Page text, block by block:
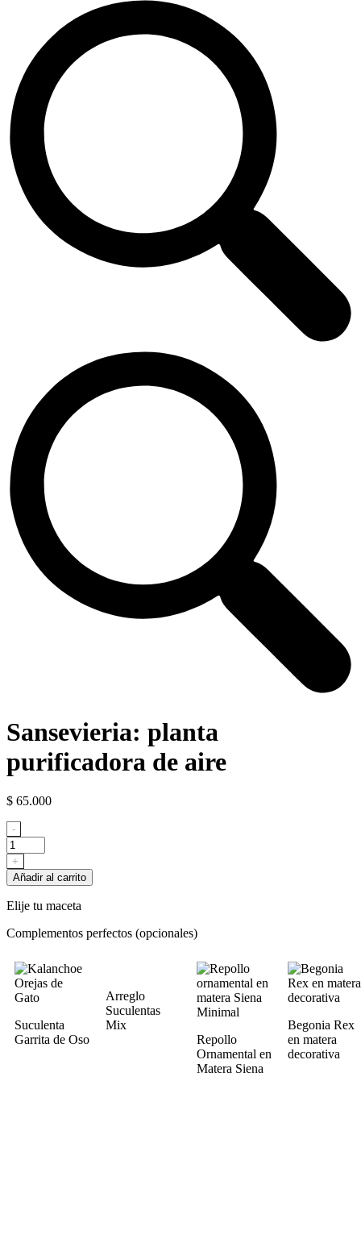
Sansevieria: planta
purificadora de aire
$ 65.000
Sansevieria:
planta
purificadora
de
aire
cantidad
-
+
Añadir al carrito
Elije tu maceta
Complementos perfectos (opcionales)
Suculenta
Garrita de Oso
Arreglo
Suculentas
Mix
Repollo
Ornamental en
Matera Siena
Begonia Rex
en matera
decorativa